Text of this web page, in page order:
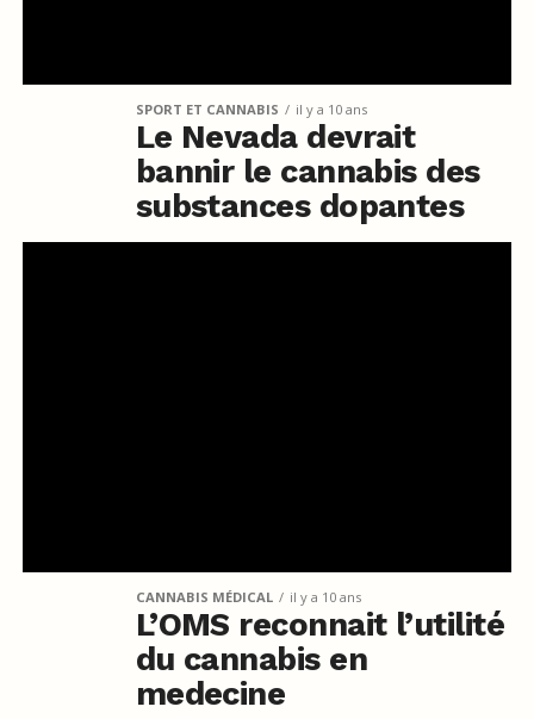
SPORT ET CANNABIS il y a 10 ans
Le Nevada devrait
bannir le cannabis des
substances dopantes
CANNABIS MÉDICAL il y a 10 ans
L’OMS reconnait l’utilité
du cannabis en
medecine